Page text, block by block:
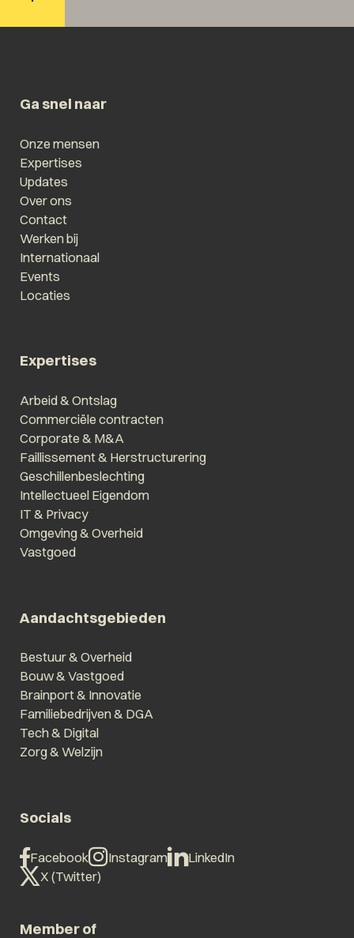
Ga snel naar
Onze mensen
Expertises
Updates
Over ons
Contact
Werken bij
Internationaal
Events
Locaties
Expertises
Arbeid & Ontslag
Commerciële contracten
Corporate & M&A
Faillissement & Herstructurering
Geschillenbeslechting
Intellectueel Eigendom
IT & Privacy
Omgeving & Overheid
Vastgoed
Aandachtsgebieden
Bestuur & Overheid
Bouw & Vastgoed
Brainport & Innovatie
Familiebedrijven & DGA
Tech & Digital
Zorg & Welzijn
Socials
Facebook Instagram
LinkedIn
X (Twitter)
Member of